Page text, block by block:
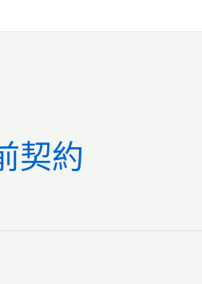
契約